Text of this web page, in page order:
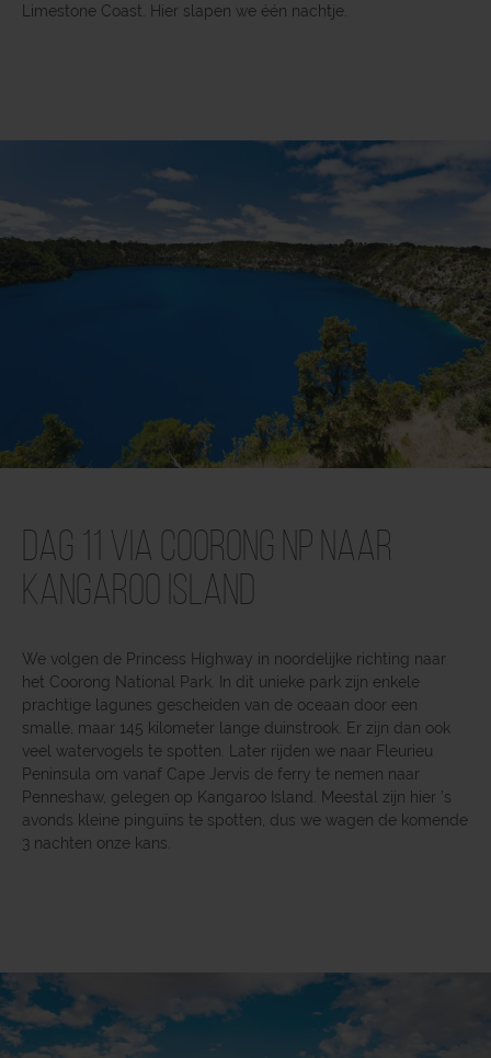
Limestone Coast. Hier slapen we één nachtje.
Dag 11 Via Coorong NP naar
Kangaroo Island
We volgen de Princess Highway in noordelijke richting naar
het Coorong National Park. In dit unieke park zijn enkele
prachtige lagunes gescheiden van de oceaan door een
smalle, maar 145 kilometer lange duinstrook. Er zijn dan ook
veel watervogels te spotten. Later rijden we naar Fleurieu
Peninsula om vanaf Cape Jervis de ferry te nemen naar
Penneshaw, gelegen op Kangaroo Island. Meestal zijn hier ’s
avonds kleine pinguïns te spotten, dus we wagen de komende
3 nachten onze kans.